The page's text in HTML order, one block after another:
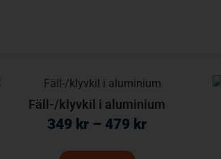
Fäll-/klyvkil i aluminium
349 kr – 479 kr